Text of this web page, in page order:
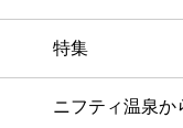
特集
ニフティ温泉か